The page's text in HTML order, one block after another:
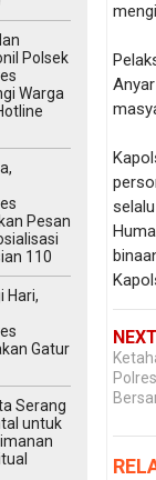
NEXT
Polsek
Warga
Pesan
110
Hari,
Gatur
Serang
untuk